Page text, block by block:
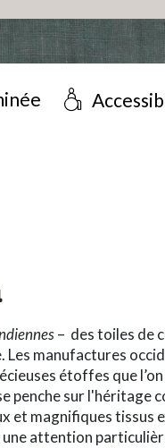
term
– des toiles de
Les manufactures
étoffes que
penche sur l'héritage
et magnifiques tissus
attention